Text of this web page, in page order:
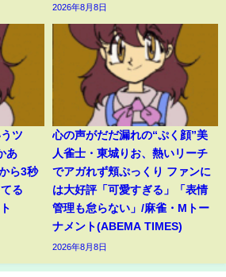
2026年8月8日
ツ
あ
ら3秒
る
心の声がだだ漏れの“ぷく顔”美
人雀士・東城りお、熱いリーチ
でアガれず頬ぷっくり ファンに
は大好評「可愛すぎる」「表情
管理も怠らない」/麻雀・Mトー
ナメント(ABEMA TIMES)
2026年8月8日